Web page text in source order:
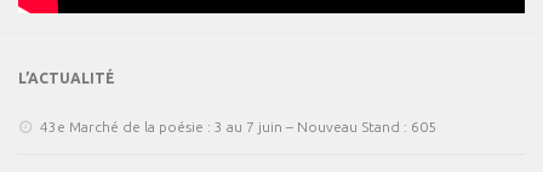
L’ACTUALITÉ
43e Marché de la poésie : 3 au 7 juin – Nouveau Stand : 605